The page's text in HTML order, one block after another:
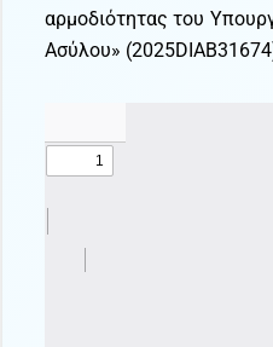
αρμοδιότητας του
Ασύλου»